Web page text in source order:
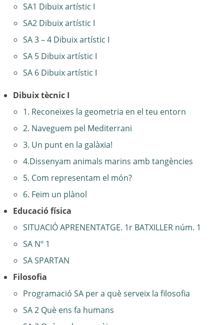
SA1 Dibuix artístic I
SA2 Dibuix artístic I
SA 3 – 4 Dibuix artístic I
SA 5 Dibuix artístic I
SA 6 Dibuix artístic I
Dibuix tècnic I
1. Reconeixes la geometria en el teu entorn
2. Naveguem pel Mediterrani
3. Un punt en la galàxia!
4.Dissenyam animals marins amb tangències
5. Com representam el món?
6. Feim un plànol
Educació física
SITUACIÓ APRENENTATGE. 1r BATXILLER núm. 1
SA Nº 1
SA SPARTAN
Filosofia
Programació SA per a què serveix la filosofia
SA 2 Què ens fa humans